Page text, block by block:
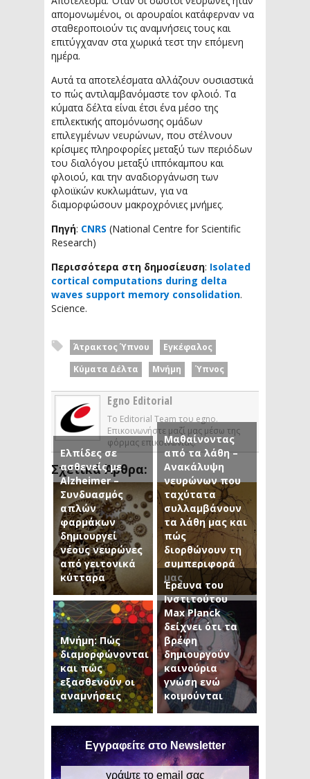
απομονωμένοι, οι αρουραίοι κατάφερναν να
σταθεροποιούν τις αναμνήσεις τους και
επιτύγχαναν στα χωρικά τεστ την επόμενη
ημέρα.
Αυτά τα αποτελέσματα αλλάζουν ουσιαστικά
το πώς αντιλαμβανόμαστε τον φλοιό. Τα
κύματα δέλτα είναι έτσι ένα μέσο της
επιλεκτικής απομόνωσης ομάδων
επιλεγμένων νευρώνων, που στέλνουν
κρίσιμες πληροφορίες μεταξύ των περιόδων
του διαλόγου μεταξύ ιππόκαμπου και
φλοιού, και την αναδιοργάνωση των
φλοιϊκών κυκλωμάτων, για να
διαμορφώσουν μακροχρόνιες μνήμες.
Πηγή: CNRS (National Centre for Scientific
Research)
Περισσότερα στη δημοσίευση: Isolated
cortical computations during delta
waves support memory consolidation.
Science.
Άτρακτος Ύπνου
Εγκέφαλος
Κύματα Δέλτα
Μνήμη Ύπνος
Egno Editorial
Το Editorial Team του egno.
Επικοινωνήστε μαζί μας μέσω της
φόρμας επικοινωνίας.
Σχετικά Άρθρα:
Ελπίδες σε
ασθενείς με
Alzheimer –
Συνδυασμός
απλών
φαρμάκων
δημιουργεί
νέους νευρώνες
από γειτονικά
κύτταρα
Μαθαίνοντας
από τα λάθη –
Ανακάλυψη
νευρώνων που
ταχύτατα
συλλαμβάνουν
τα λάθη μας και
πώς
διορθώνουν τη
συμπεριφορά
μας
Μνήμη: Πώς
διαμορφώνονται
και πώς
εξασθενούν οι
αναμνήσεις
Έρευνα του
Ινστιτούτου
Max Planck
δείχνει ότι τα
βρέφη
δημιουργούν
καινούρια
γνώση ενώ
κοιμούνται
Εγγραφείτε στο Newsletter